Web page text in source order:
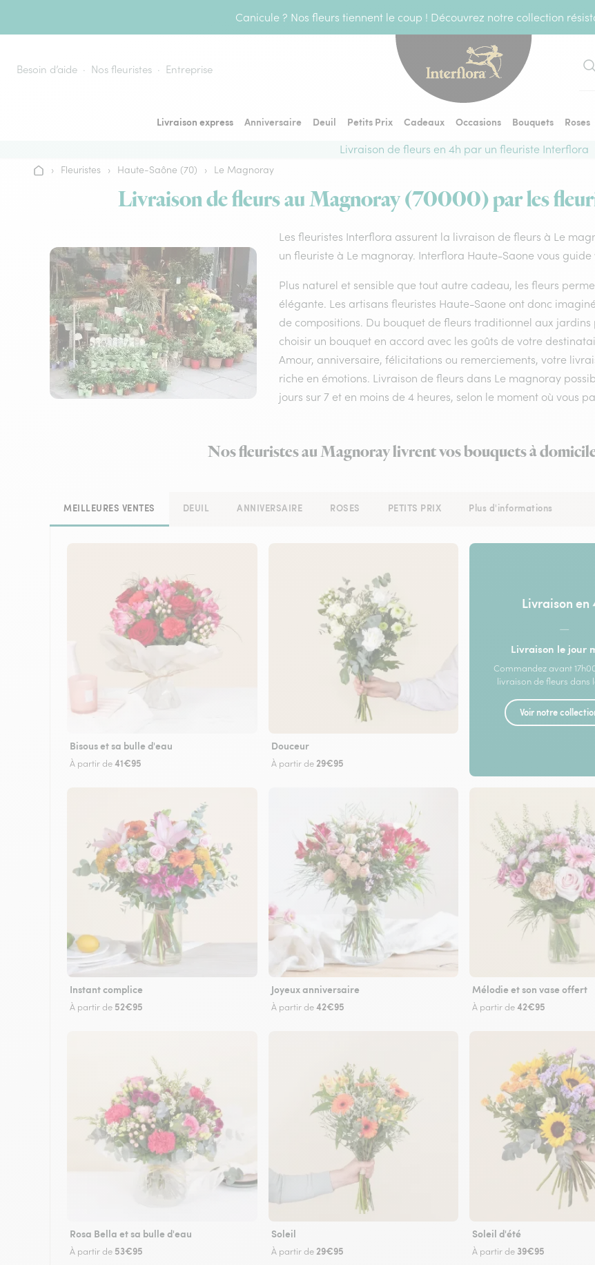
Canicule ? Nos fleurs tiennent le coup ! Découvrez notre collection
Besoin d’aide Nos fleuristes Entreprise
Livraison express Anniversaire Deuil Petits Prix Cadeaux Occasions Bouquets Roses
Livraison de fleurs en 4h par un fleuriste Interflora
Accueil
› Fleuristes › Haute-Saône (70) › Le Magnoray
Livraison de fleurs au Magnoray (70000) par les
Les fleuristes Interflora assurent la livraison de fleurs à Le
un fleuriste à Le magnoray. Interflora Haute-Saone vous
Plus naturel et sensible que tout autre cadeau, les fleurs
élégante. Les artisans fleuristes Haute-Saone ont donc
de compositions. Du bouquet de fleurs traditionnel aux
choisir un bouquet en accord avec les goûts de votre
Amour, anniversaire, félicitations ou remerciements, votre
riche en émotions. Livraison de fleurs dans Le magnoray
jours sur 7 et en moins de 4 heures, selon le moment où vous
Nos fleuristes au Magnoray livrent vos bouquets à
MEILLEURES VENTES DEUIL ANNIVERSAIRE ROSES PETITS PRIX Plus d'informations
Bisous et sa bulle d'eau
À partir de41€95
Douceur
À partir de 29€95
Livraison en
—
Livraison le jour
Commandez avant
livraison de fleurs dans
Voir notre
Instant complice
À partir de 52€95
Joyeux anniversaire
À partir de42€95
Mélodie et son vase offert
À partir de42€95
Rosa Bella et sa bulle d'eau
À partir de 53€95
Soleil
À partir de 29€95
Soleil d'été
À partir de 39€95